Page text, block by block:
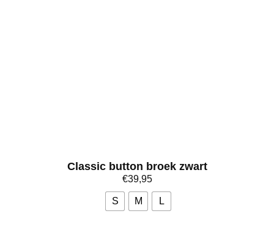
Classic button broek zwart
€39,95
S M L